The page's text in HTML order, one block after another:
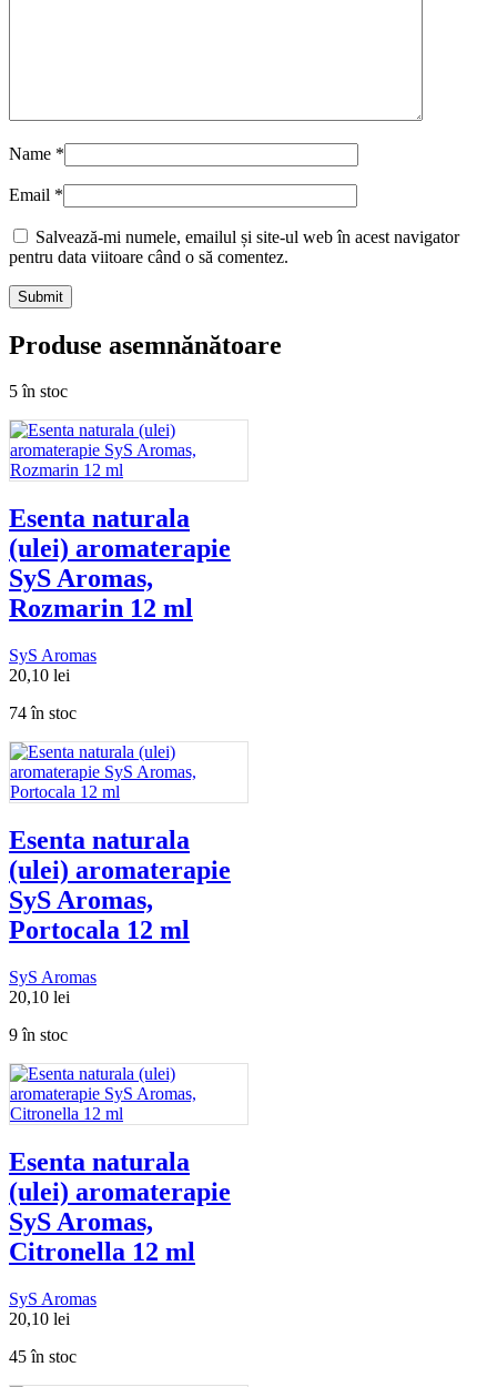
Name *
Email *
Salvează-mi numele, emailul și site-ul web în acest navigator
pentru data viitoare când o să comentez.
Produse asemnănătoare
5 în stoc
Esenta naturala
(ulei) aromaterapie
SyS Aromas,
Rozmarin 12 ml
SyS Aromas
20,10 lei
74 în stoc
Esenta naturala
(ulei) aromaterapie
SyS Aromas,
Portocala 12 ml
SyS Aromas
20,10 lei
9 în stoc
Esenta naturala
(ulei) aromaterapie
SyS Aromas,
Citronella 12 ml
SyS Aromas
20,10 lei
45 în stoc